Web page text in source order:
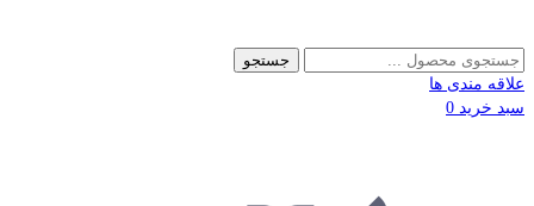
جستجو
علاقه مندی ها
سبد خرید 0